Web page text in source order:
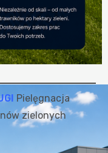
Pielęgnacja
zielonych